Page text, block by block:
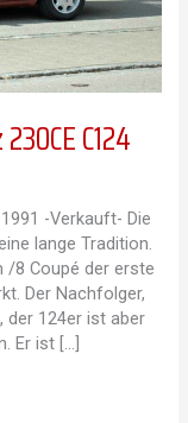
C124
-Verkauft- Die
lange Tradition.
/8 Coupé der erste
Der Nachfolger,
der 124er ist aber
Er ist […]